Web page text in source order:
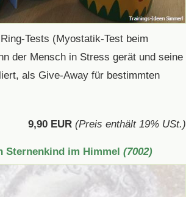
Tests (Myostatik-Test beim
der Mensch in Stress gerät und seine
als Give-Away für bestimmten
9,90 EUR (Preis enthält 19% USt.)
Sternenkind im Himmel (7002)